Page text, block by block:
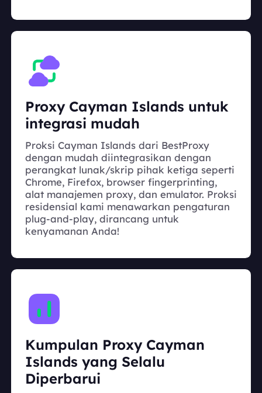
Proxy Cayman Islands untuk
integrasi mudah
Proksi Cayman Islands dari BestProxy
dengan mudah diintegrasikan dengan
perangkat lunak/skrip pihak ketiga seperti
Chrome, Firefox, browser fingerprinting,
alat manajemen proxy, dan emulator. Proksi
residensial kami menawarkan pengaturan
plug-and-play, dirancang untuk
kenyamanan Anda!
Kumpulan Proxy Cayman
Islands yang Selalu
Diperbarui